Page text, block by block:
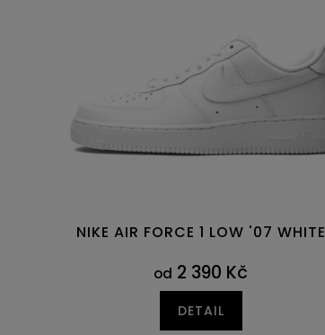
NIKE AIR FORCE 1 LOW '07 WHITE
od 2 390 Kč
DETAIL